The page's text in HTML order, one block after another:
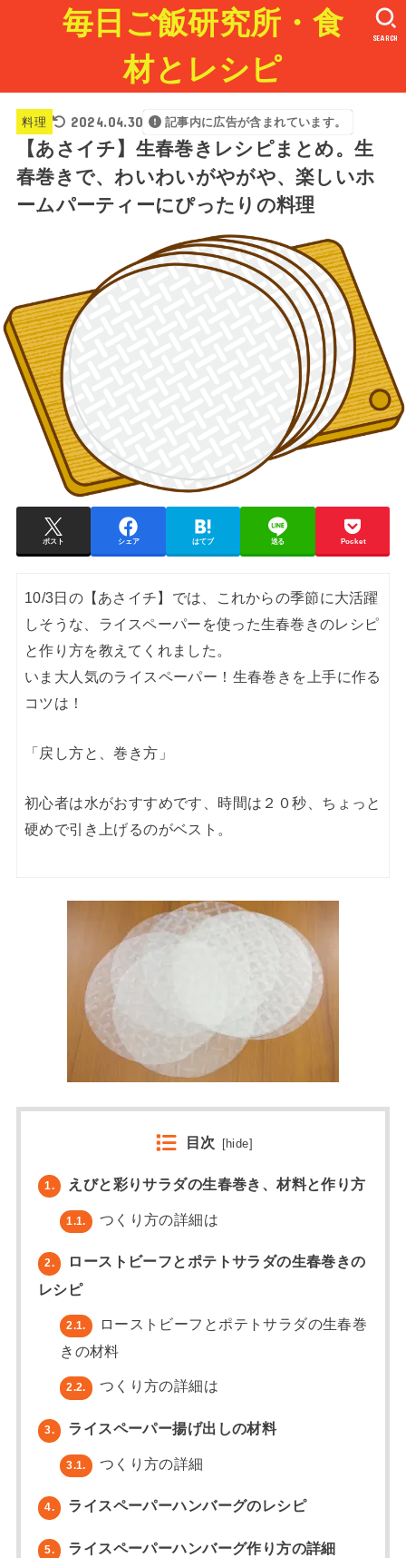
毎日ご飯研究所・食
材とレシピ
SEARCH
料理 2024.04.30 記事内に広告が含まれています。
【あさイチ】生春巻きレシピまとめ。生
春巻きで、わいわいがやがや、楽しいホ
ームパーティーにぴったりの料理
ポスト シェア はてブ 送る Pocket
10/3日の【あさイチ】では、これからの季節に大活躍
しそうな、ライスペーパーを使った生春巻きのレシピ
と作り方を教えてくれました。
いま大人気のライスペーパー！生春巻きを上手に作る
コツは！
「戻し方と、巻き方」
初心者は水がおすすめです、時間は２０秒、ちょっと
硬めで引き上げるのがベスト。
目次 [hide]
1. えびと彩りサラダの生春巻き、材料と作り方
1.1. つくり方の詳細は
2.
ローストビーフとポテトサラダの生春巻きの
レシピ
2.1.
ローストビーフとポテトサラダの生春巻
きの材料
2.2. つくり方の詳細は
3. ライスペーパー揚げ出しの材料
3.1. つくり方の詳細
4. ライスペーパーハンバーグのレシピ
5. ライスペーパーハンバーグ作り方の詳細